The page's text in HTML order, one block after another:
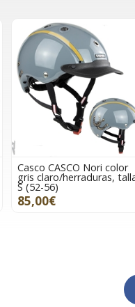
Casco HKM Sports
Equipment Sydney City
color azul marino/plata
TALLA M (55-57 cm)
104,95€